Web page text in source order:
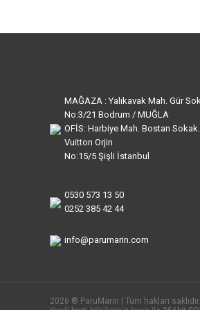
MAĞAZA : Yalıkavak Mah. Gür
No:3/21 Bodrum / MUĞLA
OFİS: Harbiye Mah. Bostan
Vuitton Orjin
No:15/5 Şişli İstanbul
0530 573 13 50
0252 385 42 44
info@parumarin.com
2026 ® ParuMarin | Tüm hakları saklıdır.